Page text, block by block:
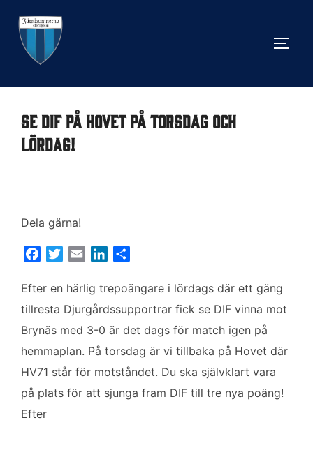
innehåll
Se DIF på Hovet på torsdag och
lördag!
Dela gärna!
c
e
o
o
k
t
e
r
a
i
l
n
k
d
I
n
l
a
Efter en härlig trepoängare i lördags där ett gäng
tillresta Djurgårdssupportrar fick se DIF vinna mot
Brynäs med 3-0 är det dags för match igen på
hemmaplan. På torsdag är vi tillbaka på Hovet där
HV71 står för motståndet. Du ska självklart vara
på plats för att sjunga fram DIF till tre nya poäng!
Efter